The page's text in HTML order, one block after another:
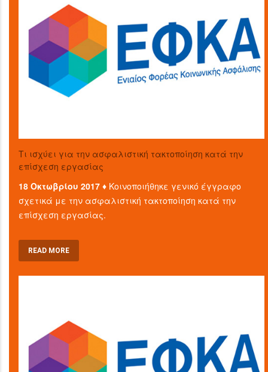
Τι ισχύει για την ασφαλιστική τακτοποίηση κατά την
επίσχεση εργασίας
18 Οκτωβρίου 2017 ♦ Κοινοποιήθηκε γενικό έγγραφο
σχετικά με την ασφαλιστική τακτοποίηση κατά την
επίσχεση εργασίας.
READ MORE